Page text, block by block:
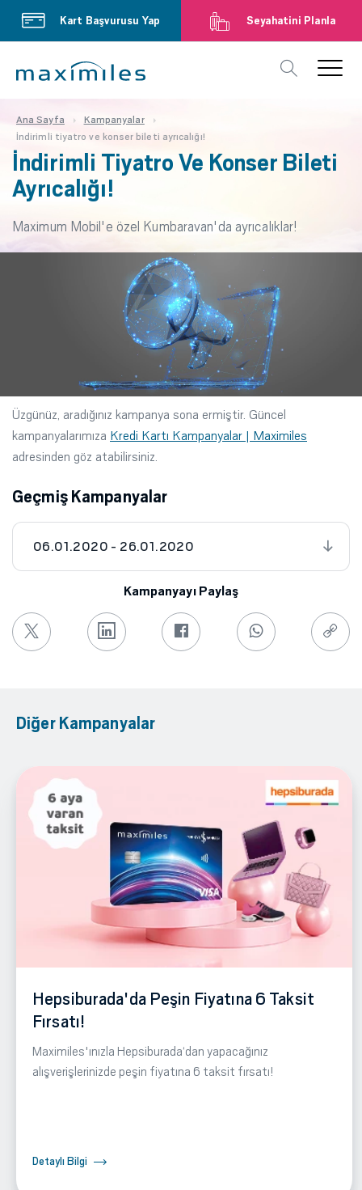
Kart Başvurusu Yap Seyahatini Planla
Ana Sayfa
Kampanyalar
İndirimli tiyatro ve konser bileti ayrıcalığı!
İndirimli Tiyatro Ve Konser Bileti
Ayrıcalığı!
Maximum Mobil'e özel Kumbaravan'da ayrıcalıklar!
Üzgünüz, aradığınız kampanya sona ermiştir. Güncel
kampanyalarımıza Kredi Kartı Kampanyalar | Maximiles
adresinden göz atabilirsiniz.
Geçmiş Kampanyalar
06.01.2020 - 26.01.2020
Kampanyayı Paylaş
Diğer Kampanyalar
Hepsiburada'da Peşin Fiyatına 6 Taksit
Fırsatı!
Maximiles'ınızla Hepsiburada‘dan yapacağınız
alışverişlerinizde peşin fiyatına 6 taksit fırsatı!
Detaylı Bilgi